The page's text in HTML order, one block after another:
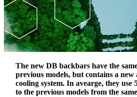
The new DB backbars have the
previous models, but contains a
cooling system. In avearge, they use
to the previous models from the